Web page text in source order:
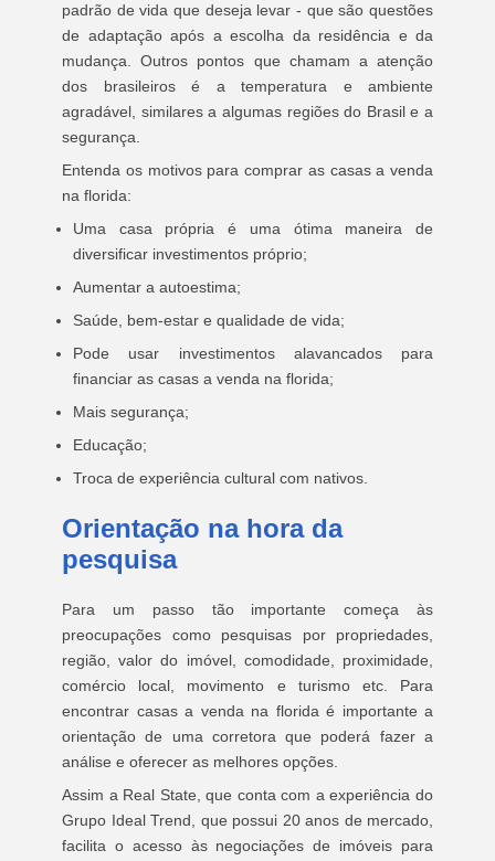
padrão de vida que deseja levar - que são questões
de adaptação após a escolha da residência e da
mudança. Outros pontos que chamam a atenção
dos brasileiros é a temperatura e ambiente
agradável, similares a algumas regiões do Brasil e a
segurança.
Entenda os motivos para comprar as casas a venda
na florida:
Uma casa própria é uma ótima maneira de
diversificar investimentos próprio;
Aumentar a autoestima;
Saúde, bem-estar e qualidade de vida;
Pode usar investimentos alavancados para
financiar as casas a venda na florida;
Mais segurança;
Educação;
Troca de experiência cultural com nativos.
Orientação na hora da
pesquisa
Para um passo tão importante começa às
preocupações como pesquisas por propriedades,
região, valor do imóvel, comodidade, proximidade,
comércio local, movimento e turismo etc. Para
encontrar casas a venda na florida é importante a
orientação de uma corretora que poderá fazer a
análise e oferecer as melhores opções.
Assim a Real State, que conta com a experiência do
Grupo Ideal Trend, que possui 20 anos de mercado,
facilita o acesso às negociações de imóveis para